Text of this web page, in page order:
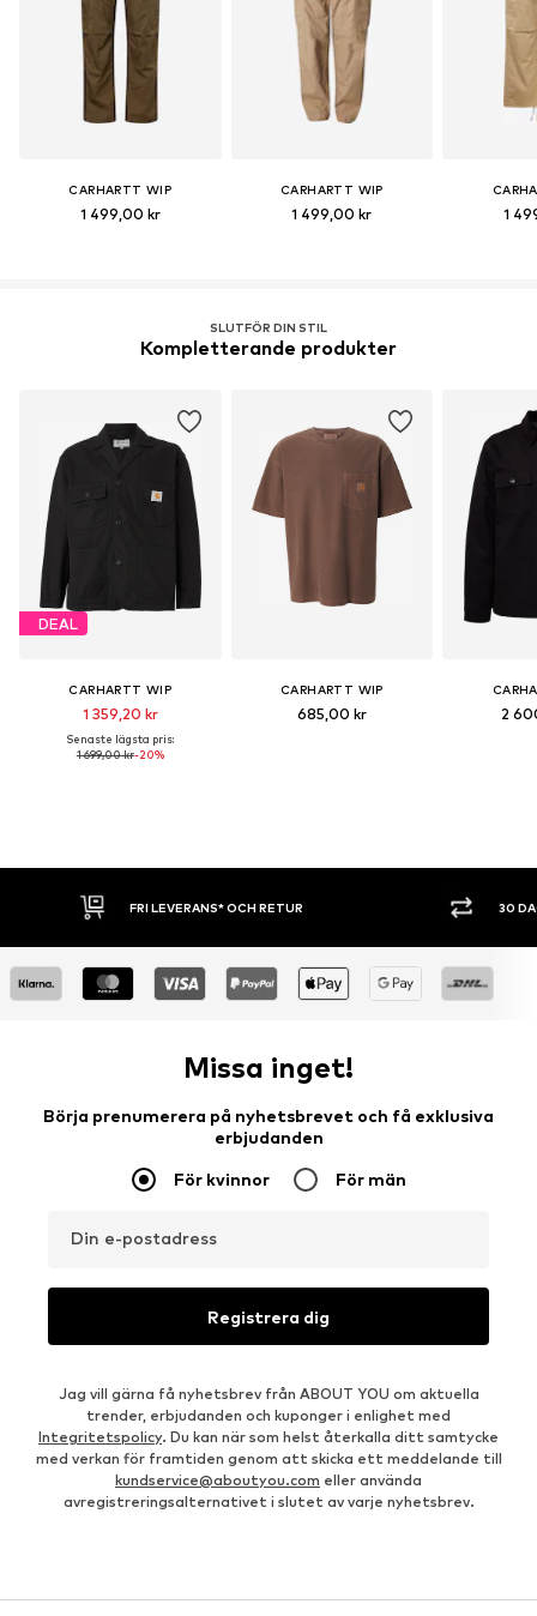
CARHARTT WIP
1 499,00 kr
CARHARTT WIP
1 499,00 kr 1
SLUTFÖR DIN STIL
Kompletterande produkter
DEAL
CARHARTT WIP
1 359,20 kr
Senaste lägsta pris:
1 699,00 kr-20%
CARHARTT WIP
685,00 kr 2
OCH RETUR 30 DAGARS ÖPPET KÖP
Missa inget!
Börja prenumerera på nyhetsbrevet och få exklusiva
erbjudanden
För kvinnor För män
Din e-postadress
Registrera dig
Jag vill gärna få nyhetsbrev från ABOUT YOU om aktuella
trender, erbjudanden och kuponger i enlighet med
Integritetspolicy. Du kan när som helst återkalla ditt samtycke
med verkan för framtiden genom att skicka ett meddelande till
kundservice@aboutyou.com eller använda
avregistreringsalternativet i slutet av varje nyhetsbrev.